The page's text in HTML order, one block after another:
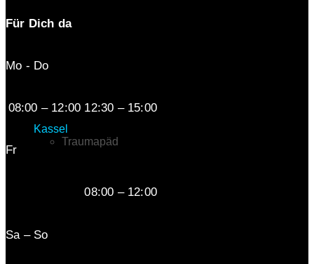
Kassel
Traumapäd
Für Dich da
Mo - Do
08:00 – 12:00 12:30 – 15:00
Fr
08:00 – 12:00
Sa – So